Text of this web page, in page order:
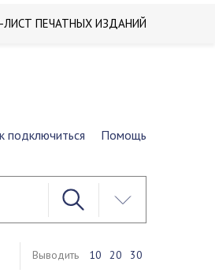
ЛИСТ ПЕЧАТНЫХ ИЗДАНИЙ
подключиться Помощь
Выводить 10 20 30